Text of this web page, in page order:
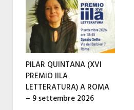
PILAR QUINTANA (XVI
PREMIO IILA
LETTERATURA) A ROMA
– 9 settembre 2026